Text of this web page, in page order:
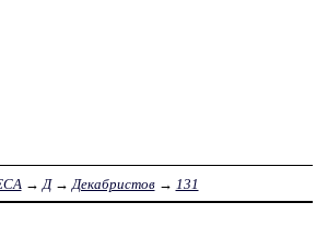
→ Д→ Декабристов→ 131